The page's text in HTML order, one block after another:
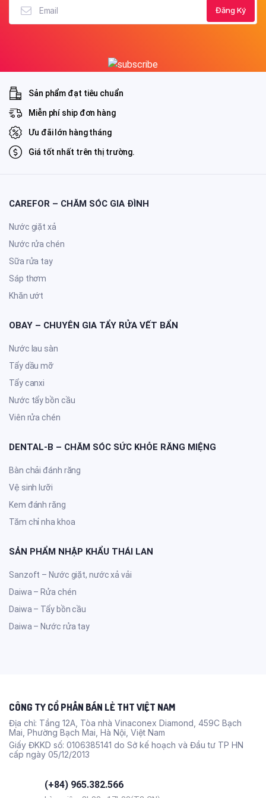
chọn
trên
phẩm
Sản phẩm đạt tiêu chuẩn
Miễn phí ship đơn hàng
Ưu đãi lớn hàng tháng
Giá tốt nhất trên thị trường.
CAREFOR – CHĂM SÓC GIA ĐÌNH
Nước giặt xả
Nước rửa chén
Sữa rửa tay
Sáp thơm
Khăn ướt
OBAY – CHUYÊN GIA TẨY RỬA VẾT BẨN
Nước lau sàn
Tẩy dầu mỡ
Tẩy canxi
Nước tẩy bồn cầu
Viên rửa chén
DENTAL-B – CHĂM SÓC SỨC KHỎE RĂNG MIỆNG
Bàn chải đánh răng
Vệ sinh lưỡi
Kem đánh răng
Tăm chỉ nha khoa
SẢN PHẨM NHẬP KHẨU THÁI LAN
Sanzoft – Nước giặt, nước xả vải
Daiwa – Rửa chén
Daiwa – Tẩy bồn cầu
Daiwa – Nước rửa tay
CÔNG TY CỔ PHẦN BÁN LẺ THT VIỆT NAM
Địa chỉ: Tầng 12A, Tòa nhà Vinaconex Diamond, 459C Bạch
Mai, Phường Bạch Mai, Hà Nội, Việt Nam
Giấy ĐKKD số: 0106385141 do Sở kế hoạch và Đầu tư TP HN
cấp ngày 05/12/2013
(+84) 965.382.566